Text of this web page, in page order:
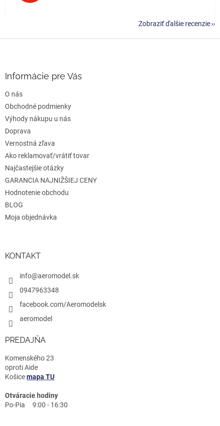
Zobraziť ďalšie recenzie
e
Informácie pre Vás
O nás
Obchodné podmienky
Výhody nákupu u nás
Doprava
Vernostná zľava
Ako reklamovať/vrátiť tovar
Najčastejšie otázky
GARANCIA NAJNIŽŠIEJ CENY
Hodnotenie obchodu
BLOG
Moja objednávka
KONTAKT
info@aeromodel.sk
0947963348
facebook.com/Aeromodelsk
aeromodel
PREDAJŇA
Komenského 23
oproti Aide
Košicemapa TU
Otváracie hodiny
Po-Pia 9:00 - 16:30